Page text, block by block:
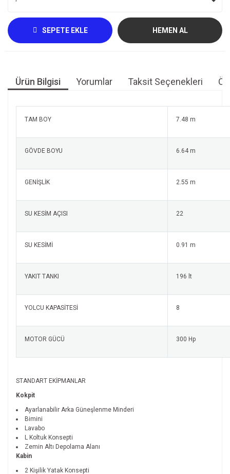
SEPETE EKLE HEMEN AL
Ürün Bilgisi Yorumlar Taksit Seçenekleri
TAM BOY 7.48 m
GÖVDE BOYU 6.64 m
GENİŞLİK 2.55 m
SU KESİM AÇISI 22
SU KESİMİ 0.91 m
YAKIT TANKI 196 lt
YOLCU KAPASİTESİ 8
MOTOR GÜCÜ 300 Hp
STANDART EKİPMANLAR
Kokpit
Ayarlanabilir Arka Güneşlenme Minderi
Bimini
Lavabo
L Koltuk Konsepti
Zemin Altı Depolama Alanı
Kabin
2 Kişilik Yatak Konsepti